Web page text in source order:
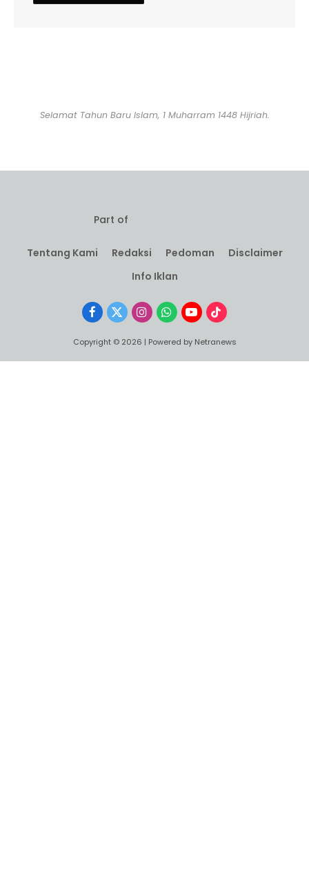
Selamat Tahun Baru Islam, 1 Muharram 1448 Hijriah.
Part of
Tentang Kami Redaksi Pedoman
Disclaimer
Info Iklan
Facebook
X
InstagramWhatsApp
YouTubeTikTok
Copyright © 2026 | Powered by Netranews